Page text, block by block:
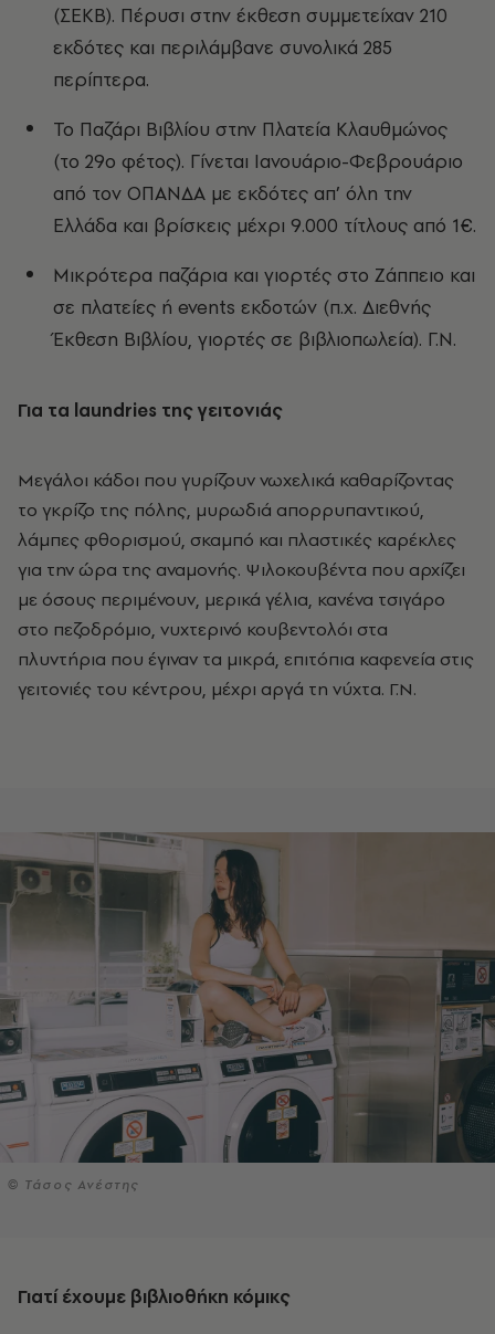
(ΣΕΚΒ). Πέρυσι στην έκθεση συμμετείχαν 210
εκδότες και περιλάμβανε συνολικά 285
περίπτερα.
Το Παζάρι Βιβλίου στην Πλατεία Κλαυθμώνος
(το 29ο φέτος). Γίνεται Ιανουάριο-Φεβρουάριο
από τον ΟΠΑΝΔΑ με εκδότες απ’ όλη την
Ελλάδα και βρίσκεις μέχρι 9.000 τίτλους από 1€.
Μικρότερα παζάρια και γιορτές στο Ζάππειο και
σε πλατείες ή events εκδοτών (π.χ. Διεθνής
Έκθεση Βιβλίου, γιορτές σε βιβλιοπωλεία). Γ.Ν.
Για τα laundries της γειτονιάς
Μεγάλοι κάδοι που γυρίζουν νωχελικά καθαρίζοντας
το γκρίζο της πόλης, μυρωδιά απορρυπαντικού,
λάμπες φθορισμού, σκαμπό και πλαστικές καρέκλες
για την ώρα της αναμονής. Ψιλοκουβέντα που αρχίζει
με όσους περιμένουν, μερικά γέλια, κανένα τσιγάρο
στο πεζοδρόμιο, νυχτερινό κουβεντολόι στα
πλυντήρια που έγιναν τα μικρά, επιτόπια καφενεία στις
γειτονιές του κέντρου, μέχρι αργά τη νύχτα. Γ.Ν.
© Τάσος Ανέστης
Γιατί έχουμε βιβλιοθήκη κόμικς